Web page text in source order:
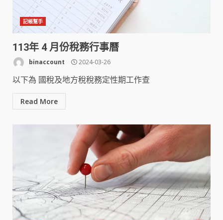
記帳幫手
113年 4 月份稅務行事曆
binaccount 2024-03-26
以下為 國稅及地方稅稅務定性期工作查
Read More